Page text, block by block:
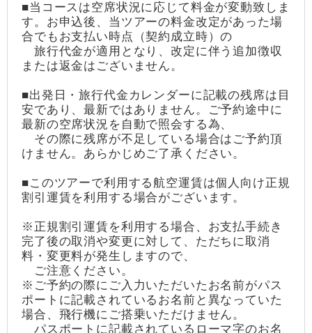
■当コースは空席状況に応じて料金が変動致しま
す。お申込後、当ツアーの料金改定があった場
合でもお支払い時点（契約成立時）の
旅行代金が適用となり、改定に伴う追加徴収
または返金はございません。
■出発日・旅行代金カレンダーに記載の残席は目
安であり、最新ではありません。ご予約途中に
最新の空席状況を自動で照会する為、
その際に残席が不足している場合はご予約頂
けません。あらかじめご了承ください。
■このツアーで利用する航空運賃は個人向け正規
割引運賃を利用する場合がございます。
※正規割引運賃を利用する場合、お支払手続き
完了後の取消や変更に対して、ただちに取消
料・変更料が発生しますので、
ご注意ください。
※ご予約の際にご入力いただいたお名前がパス
ポートに記載されているお名前と異なっていた
場合、飛行機にご搭乗いただけません。
パスポートに記載されているローマ字のお名